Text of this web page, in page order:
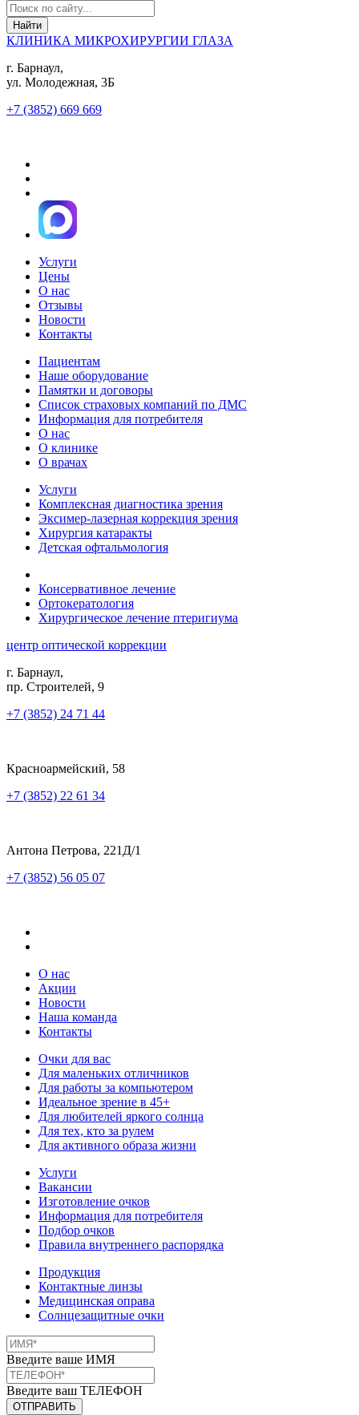
КЛИНИКА МИКРОХИРУРГИИ ГЛАЗА
г. Барнаул,
ул. Молодежная, 3Б
+7 (3852) 669 669
Услуги
Цены
О нас
Отзывы
Новости
Контакты
Пациентам
Наше оборудование
Памятки и договоры
Список страховых компаний по ДМС
Информация для потребителя
О нас
О клинике
О врачах
Услуги
Комплексная диагностика зрения
Эксимер-лазерная коррекция зрения
Хирургия катаракты
Детская офтальмология
Консервативное лечение
Ортокератология
Хирургическое лечение птеригиума
центр оптической коррекции
г. Барнаул,
пр. Строителей, 9
+7 (3852) 24 71 44
Красноармейский, 58
+7 (3852) 22 61 34
Антона Петрова, 221Д/1
+7 (3852) 56 05 07
О нас
Акции
Новости
Наша команда
Контакты
Очки для вас
Для маленьких отличников
Для работы за компьютером
Идеальное зрение в 45+
Для любителей яркого солнца
Для тех, кто за рулем
Для активного образа жизни
Услуги
Вакансии
Изготовление очков
Информация для потребителя
Подбор очков
Правила внутреннего распорядка
Продукция
Контактные линзы
Медицинская оправа
Солнцезащитные очки
Введите ваше ИМЯ
Введите ваш ТЕЛЕФОН